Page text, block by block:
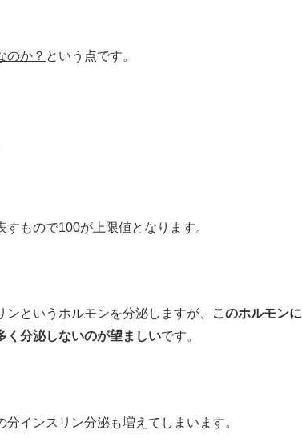
のか？ という点です。
もので100が上限値となります。
というホルモンを分泌しますが、
このホルモンに
く分泌しないのが望ましいです。
インスリン分泌も増えてしまいます。